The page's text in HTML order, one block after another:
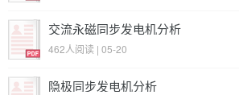
交流永磁同步发电机分析
462人阅读 | 05-20
隐极同步发电机分析